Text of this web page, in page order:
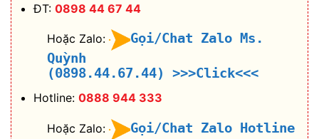
ĐT: 0898 44 67 44
Hoặc Zalo:
Gọi/Chat Zalo Ms.
Quỳnh
(0898.44.67.44)
>>>Click<<<
Hotline: 0888 944 333
Hoặc Zalo: Gọi/Chat Zalo Hotline